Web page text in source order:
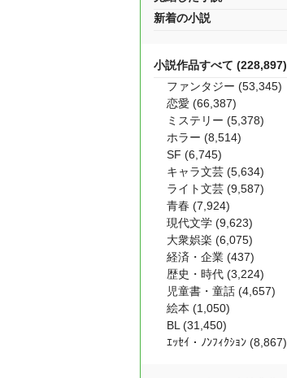
新着の小説
小説作品すべて (228,897)
ファンタジー (53,345)
恋愛 (66,387)
ミステリー (5,378)
ホラー (8,514)
SF (6,745)
キャラ文芸 (5,634)
ライト文芸 (9,587)
青春 (7,924)
現代文学 (9,623)
大衆娯楽 (6,075)
経済・企業 (437)
歴史・時代 (3,224)
児童書・童話 (4,657)
絵本 (1,050)
BL (31,450)
ｴｯｾｲ・ﾉﾝﾌｨｸｼｮﾝ (8,867)